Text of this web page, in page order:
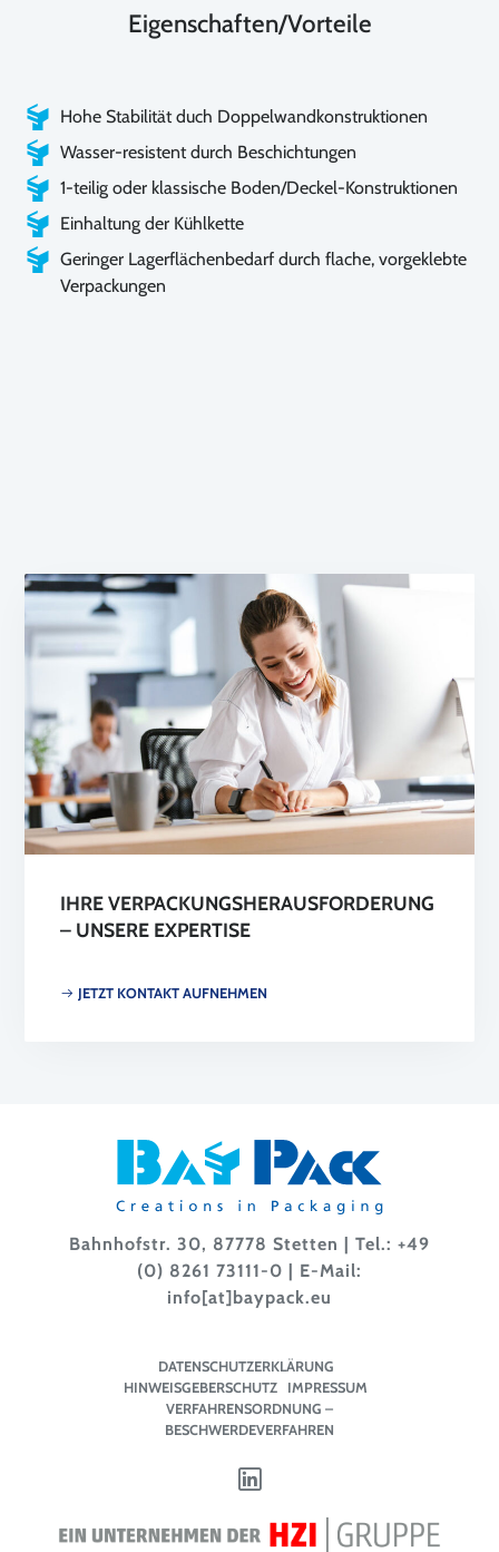
Eigenschaften/Vorteile
Hohe Stabilität duch Doppelwandkonstruktionen
Wasser-resistent durch Beschichtungen
1-teilig oder klassische Boden/Deckel-Konstruktionen
Einhaltung der Kühlkette
Geringer Lagerflächenbedarf durch flache, vorgeklebte
Verpackungen
IHRE VERPACKUNGSHERAUSFORDERUNG
– UNSERE EXPERTISE
JETZT KONTAKT AUFNEHMEN
Bahnhofstr. 30, 87778 Stetten | Tel.: +49
(0) 8261 73111-0 | E-Mail:
info[at]baypack.eu
DATENSCHUTZERKLÄRUNG
HINWEISGEBERSCHUTZ
IMPRESSUM
VERFAHRENSORDNUNG –
BESCHWERDEVERFAHREN